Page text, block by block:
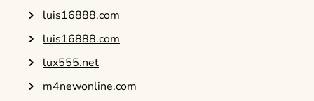
luis16888.com
luis16888.com
lux555.net
m4newonline.com